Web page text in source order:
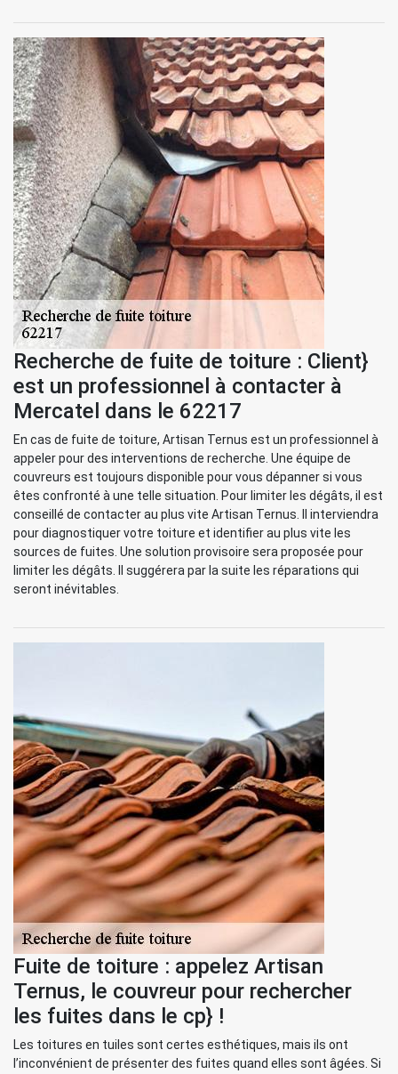
Recherche de fuite de toiture : Client}
est un professionnel à contacter à
Mercatel dans le 62217
En cas de fuite de toiture, Artisan Ternus est un professionnel à
appeler pour des interventions de recherche. Une équipe de
couvreurs est toujours disponible pour vous dépanner si vous
êtes confronté à une telle situation. Pour limiter les dégâts, il est
conseillé de contacter au plus vite Artisan Ternus. Il interviendra
pour diagnostiquer votre toiture et identifier au plus vite les
sources de fuites. Une solution provisoire sera proposée pour
limiter les dégâts. Il suggérera par la suite les réparations qui
seront inévitables.
Fuite de toiture : appelez Artisan
Ternus, le couvreur pour rechercher
les fuites dans le cp} !
Les toitures en tuiles sont certes esthétiques, mais ils ont
l’inconvénient de présenter des fuites quand elles sont âgées. Si